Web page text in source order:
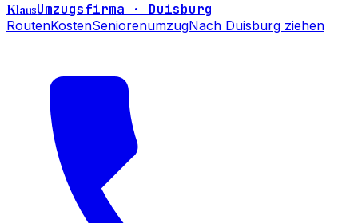
KlausUmzugsfirma · Duisburg
RoutenKostenSeniorenumzugNach Duisburg ziehen